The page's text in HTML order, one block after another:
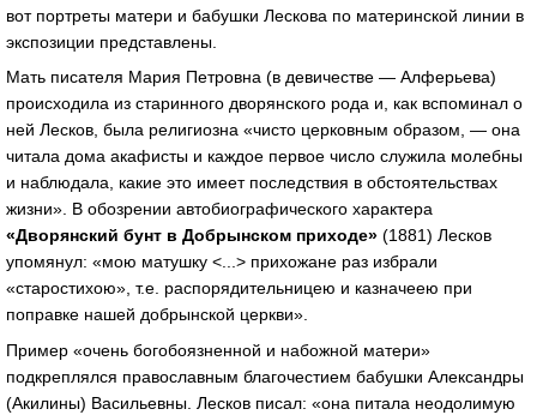
вот портреты матери и бабушки Лескова по материнской линии в
экспозиции представлены.
Мать писателя Мария Петровна (в девичестве — Алферьева)
происходила из старинного дворянского рода и, как вспоминал о
ней Лесков, была религиозна «чисто церковным образом, — она
читала дома акафисты и каждое первое число служила молебны
и наблюдала, какие это имеет последствия в обстоятельствах
жизни». В обозрении автобиографического характера
«Дворянский бунт в Добрынском приходе» (1881) Лесков
упомянул: «мою матушку <...> прихожане раз избрали
«старостихою», т.е. распорядительницею и казначеею при
поправке нашей добрынской церкви».
Пример «очень богобоязненной и набожной матери»
подкреплялся православным благочестием бабушки Александры
(Акилины) Васильевны. Лесков писал: «она питала неодолимую